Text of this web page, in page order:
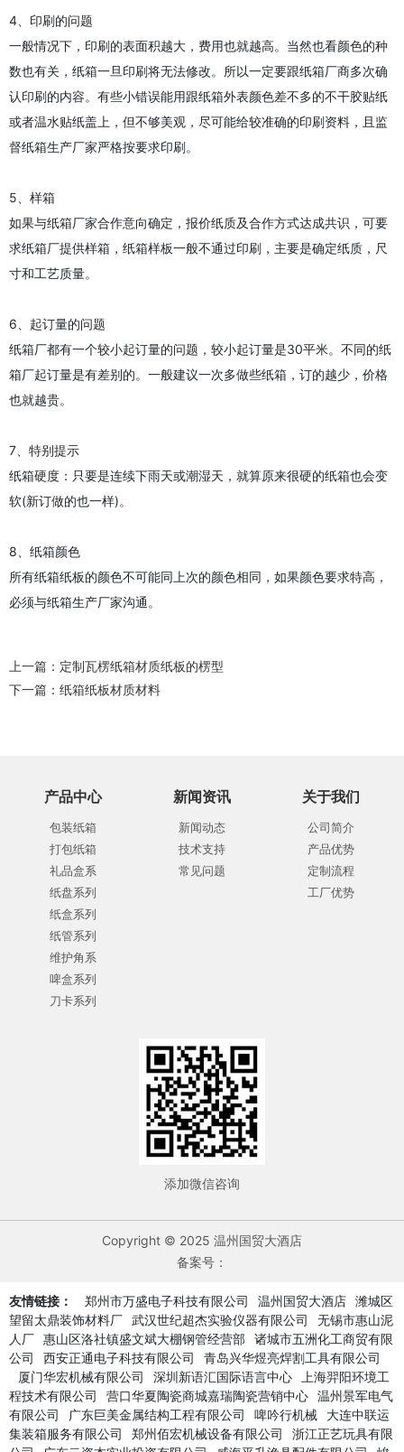
4、印刷的问题
一般情况下，印刷的表面积越大，费用也就越高。当然也看颜色的种
数也有关，纸箱一旦印刷将无法修改。所以一定要跟纸箱厂商多次确
认印刷的内容。有些小错误能用跟纸箱外表颜色差不多的不干胶贴纸
或者温水贴纸盖上，但不够美观，尽可能给较准确的印刷资料，且监
督纸箱生产厂家严格按要求印刷。
5、样箱
如果与纸箱厂家合作意向确定，报价纸质及合作方式达成共识，可要
求纸箱厂提供样箱，纸箱样板一般不通过印刷，主要是确定纸质，尺
寸和工艺质量。
6、起订量的问题
纸箱厂都有一个较小起订量的问题，较小起订量是30平米。不同的纸
箱厂起订量是有差别的。一般建议一次多做些纸箱，订的越少，价格
也就越贵。
7、特别提示
纸箱硬度：只要是连续下雨天或潮湿天，就算原来很硬的纸箱也会变
软(新订做的也一样)。
8、纸箱颜色
所有纸箱纸板的颜色不可能同上次的颜色相同，如果颜色要求特高，
必须与纸箱生产厂家沟通。
上一篇： 定制瓦楞纸箱材质纸板的楞型
下一篇： 纸箱纸板材质材料
产品中心
包装纸箱
打包纸箱
礼品盒系
纸盘系列
纸盒系列
纸管系列
维护角系
啤盒系列
刀卡系列
新闻资讯
新闻动态
技术支持
常见问题
关于我们
公司简介
产品优势
定制流程
工厂优势
添加微信咨询
Copyright © 2025 温州国贸大酒店
备案号：
友情链接： 郑州市万盛电子科技有限公司 温州国贸大酒店 潍城区
望留太鼎装饰材料厂 武汉世纪超杰实验仪器有限公司
无锡市惠山泥
人厂 惠山区洛社镇盛文斌大棚钢管经营部 诸城市五洲化工商贸有限
公司
西安正通电子科技有限公司
青岛兴华煜亮焊割工具有限公司
厦门华宏机械有限公司
深圳新语汇国际语言中心
上海羿阳环境工
程技术有限公司
营口华夏陶瓷商城嘉瑞陶瓷营销中心 温州景军电气
有限公司
广东巨美金属结构工程有限公司 啤吟行机械
大连中联运
集装箱服务有限公司
郑州佰宏机械设备有限公司
浙江正艺玩具有限